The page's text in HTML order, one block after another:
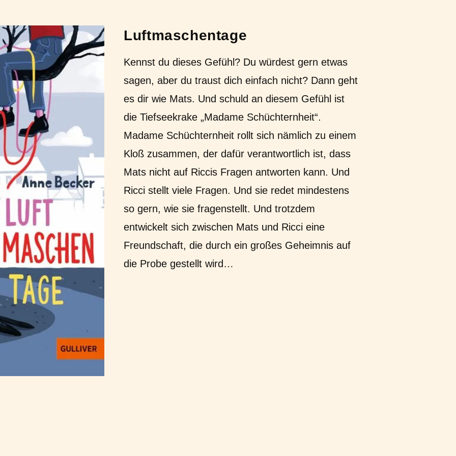
Luftmaschentage
Kennst du dieses Gefühl? Du würdest gern etwas
sagen, aber du traust dich einfach nicht? Dann geht
es dir wie Mats. Und schuld an diesem Gefühl ist
die Tiefseekrake „Madame Schüchternheit“.
Madame Schüchternheit rollt sich nämlich zu einem
Kloß zusammen, der dafür verantwortlich ist, dass
Mats nicht auf Riccis Fragen antworten kann. Und
Ricci stellt viele Fragen. Und sie redet mindestens
so gern, wie sie fragenstellt. Und trotzdem
entwickelt sich zwischen Mats und Ricci eine
Freundschaft, die durch ein großes Geheimnis auf
die Probe gestellt wird…